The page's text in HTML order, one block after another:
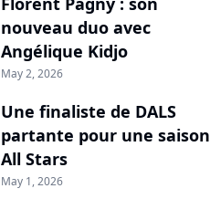
nouveau duo avec
Angélique Kidjo
May 2, 2026
Une finaliste de DALS
partante pour une saison
All Stars
May 1, 2026